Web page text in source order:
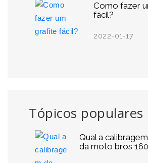
Como fazer
fácil?
2022-01-17
Tópicos populares
Qual a
da moto bros